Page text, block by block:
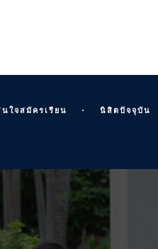
นใจสมัครเรียน นิสิตปัจจุบัน